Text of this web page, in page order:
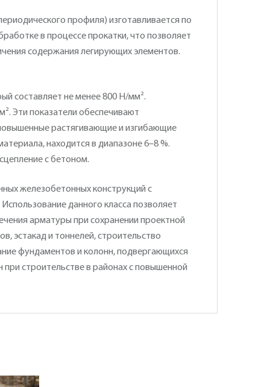
профиля) изготавливается по
в процессе прокатки, что позволяет
содержания легирующих элементов.
составляет не менее 800 Н/мм².
Эти показатели обеспечивают
растягивающие и изгибающие
находится в диапазоне 6–8 %.
с бетоном.
железобетонных конструкций с
данного класса позволяет
арматуры при сохранении проектной
эстакад и тоннелей, строительство
фундаментов и колонн, подвергающихся
строительстве в районах с повышенной